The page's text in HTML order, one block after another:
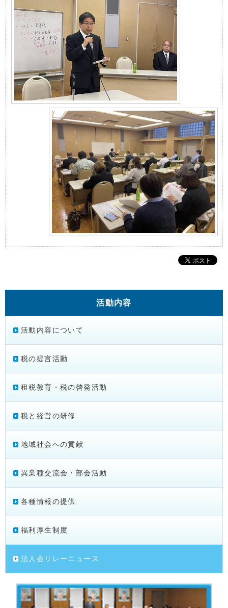
活動内容
活動内容について
税の提言活動
租税教育・税の啓発活動
税と経営の研修
地域社会への貢献
異業種交流会・部会活動
各種情報の提供
福利厚生制度
法人会リレーニュース